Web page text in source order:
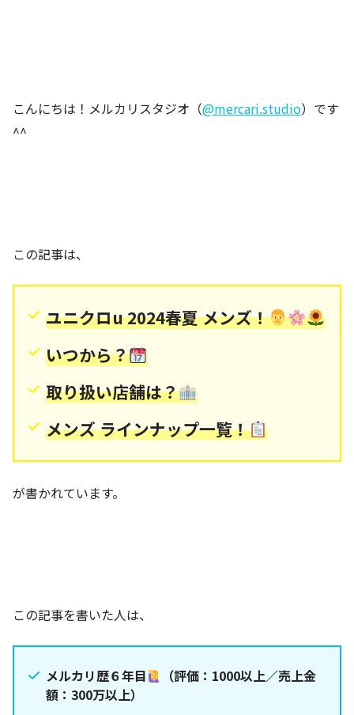
こんにちは！メルカリスタジオ（@mercari.studio）です
^^
この記事は、
ユニクロu 2024春夏 メンズ！
いつから？
取り扱い店舗は？
メンズ ラインナップ一覧！
が書かれています。
この記事を書いた人は、
メルカリ歴６年目
（評価：1000以上／売上金
額：300万以上）